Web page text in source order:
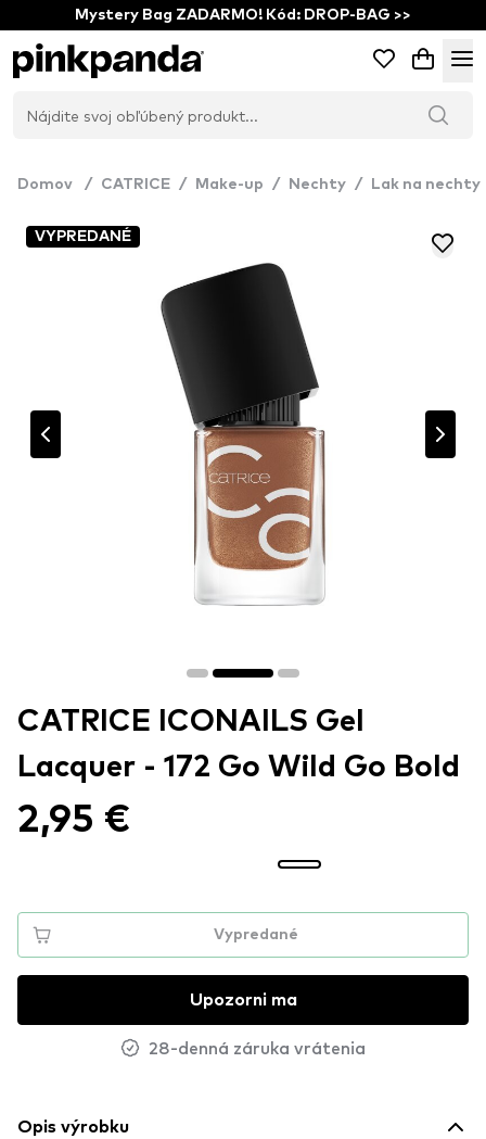
Mystery Bag ZADARMO! Kód: DROP-BAG >>
Domov / CATRICE / Make-up / Nechty / Lak na nechty
VYPREDANÉ
CATRICE ICONAILS Gel
Lacquer - 172 Go Wild Go Bold
2,95 €
Vypredané
Upozorni ma
28-denná záruka vrátenia
Opis výrobku